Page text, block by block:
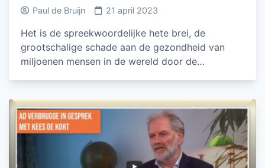
Paul de Bruijn 21 april 2023
Het is de spreekwoordelijke hete brei, de
grootschalige schade aan de gezondheid van
miljoenen mensen in de wereld door de…